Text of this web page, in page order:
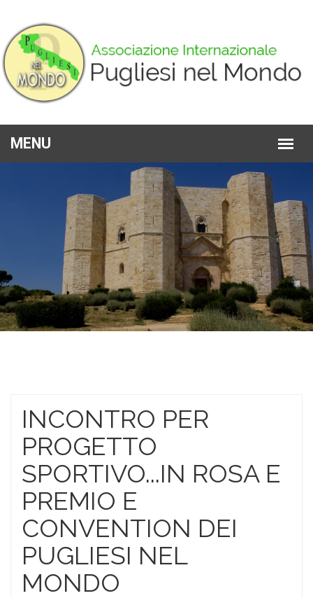
INCONTRO PER
PROGETTO
SPORTIVO...IN ROSA E
PREMIO E
CONVENTION DEI
PUGLIESI NEL
MONDO